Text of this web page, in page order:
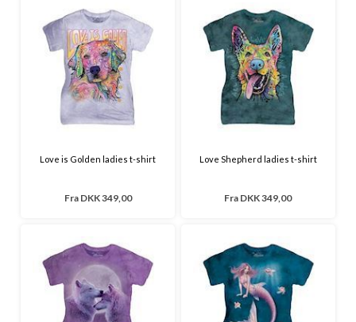
Love is Golden ladies t-shirt
Fra DKK 349,00
Love Shepherd ladies t-shirt
Fra DKK 349,00